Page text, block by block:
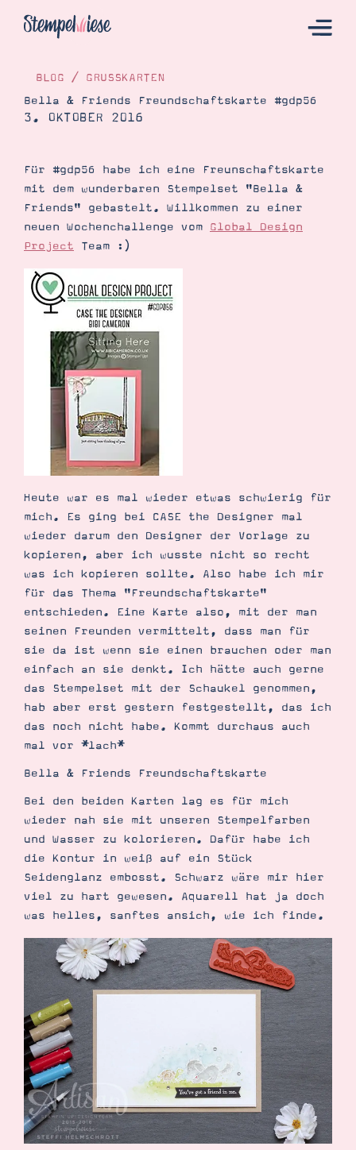
Katalog
Bestellen
Kontakt
Angebote
Demonstrator werden
Blog
Gutscheine
Produkte erklärt
Über mich
Über Stampin’ Up!
Tipps & Tricks
Ordnungstipps
Suche Impressum Datenschutz
BLOG / GRUSSKARTEN
Bella & Friends Freundschaftskarte #gdp56
3. OKTOBER 2016
Für #gdp56 habe ich eine Freunschaftskarte
mit dem wunderbaren Stempelset "Bella &
Friends" gebastelt. Willkommen zu einer
neuen Wochenchallenge vom Global Design
Project Team :)
Heute war es mal wieder etwas schwierig für
mich. Es ging bei CASE the Designer mal
wieder darum den Designer der Vorlage zu
kopieren, aber ich wusste nicht so recht
was ich kopieren sollte. Also habe ich mir
für das Thema "Freundschaftskarte"
entschieden. Eine Karte also, mit der man
seinen Freunden vermittelt, dass man für
sie da ist wenn sie einen brauchen oder man
einfach an sie denkt. Ich hätte auch gerne
das Stempelset mit der Schaukel genommen,
hab aber erst gestern festgestellt, das ich
das noch nicht habe. Kommt durchaus auch
mal vor *lach*
Bella & Friends Freundschaftskarte
Bei den beiden Karten lag es für mich
wieder nah sie mit unseren Stempelfarben
und Wasser zu kolorieren. Dafür habe ich
die Kontur in weiß auf ein Stück
Seidenglanz embosst. Schwarz wäre mir hier
viel zu hart gewesen. Aquarell hat ja doch
was helles, sanftes ansich, wie ich finde.